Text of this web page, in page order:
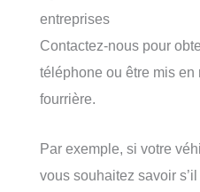
entreprises
Contactez-nous pour
téléphone ou être mis en
fourrière.
Par exemple, si votre
vous souhaitez savoir